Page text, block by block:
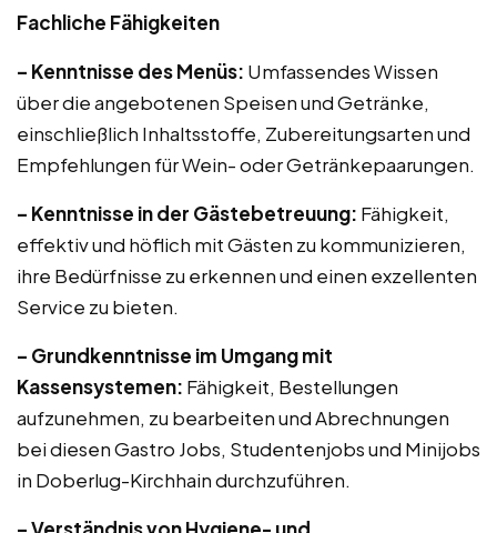
Fachliche Fähigkeiten
– Kenntnisse des Menüs: Umfassendes Wissen
über die angebotenen Speisen und Getränke,
einschließlich Inhaltsstoffe, Zubereitungsarten und
Empfehlungen für Wein- oder Getränkepaarungen.
– Kenntnisse in der Gästebetreuung: Fähigkeit,
effektiv und höflich mit Gästen zu kommunizieren,
ihre Bedürfnisse zu erkennen und einen exzellenten
Service zu bieten.
– Grundkenntnisse im Umgang mit
Kassensystemen: Fähigkeit, Bestellungen
aufzunehmen, zu bearbeiten und Abrechnungen
bei diesen Gastro Jobs, Studentenjobs und Minijobs
in Doberlug-Kirchhain durchzuführen.